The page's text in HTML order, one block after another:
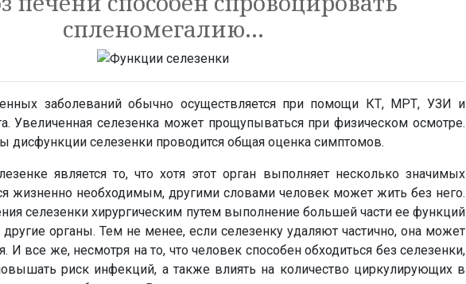
спленомегалию…
заболеваний обычно осуществляется при помощи КТ, МРТ, УЗИ и
Увеличенная селезенка может прощупываться при физическом осмотре.
дисфункции селезенки проводится общая оценка симптомов.
является то, что хотя этот орган выполняет несколько значимых
жизненно необходимым, другими словами человек может жить без него.
селезенки хирургическим путем выполнение большей части ее функций
другие органы. Тем не менее, если селезенку удаляют частично, она может
И все же, несмотря на то, что человек способен обходиться без селезенки,
риск инфекций, а также влиять на количество циркулирующих в